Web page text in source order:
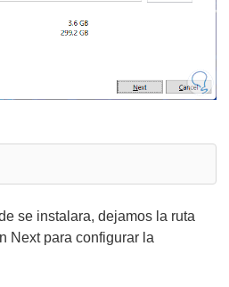
se instalara, dejamos la ruta
Next para configurar la